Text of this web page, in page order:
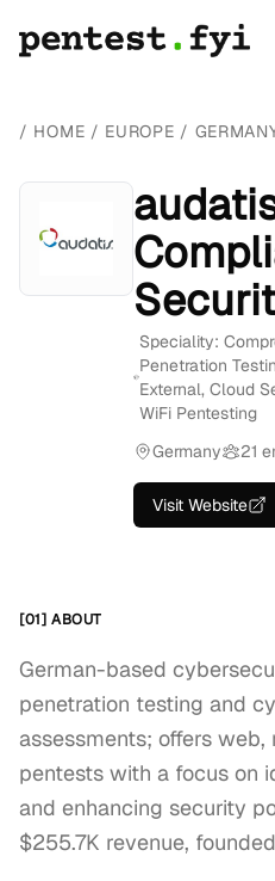
/ HOME / EUROPE /
Speciality:
Penetration
External, Cloud
WiFi Pentesting
Germany
21
Visit Website
[01] ABOUT
German-based
penetration testing and
assessments; offers
pentests with a focus on
and enhancing security
$255.7K revenue,